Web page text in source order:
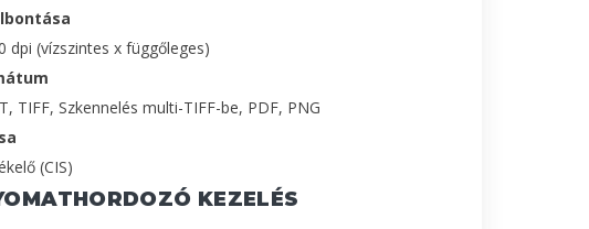
dpi (vízszintes x függőleges)
TIFF, Szkennelés multi-TIFF-be, PDF, PNG
(CIS)
KEZELÉS